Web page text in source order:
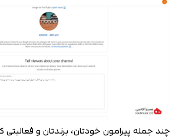
چند جمله پیرامون خودتان، برندتان و فعالیتی